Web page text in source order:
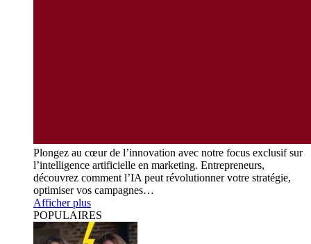
Plongez au cœur de l’innovation avec notre focus exclusif sur
l’intelligence artificielle en marketing. Entrepreneurs,
découvrez comment l’IA peut révolutionner votre stratégie,
optimiser vos campagnes…
Afficher plus
POPULAIRES